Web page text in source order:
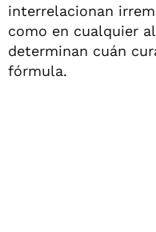
interrelacionan
como en cualquier
determinan cuán
fórmula.